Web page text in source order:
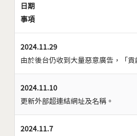
日期
事項
2024.11.29
由於後台仍收到大量惡意廣告，「
2024.11.10
更新外部超連結網址及名稱。
2024.11.7